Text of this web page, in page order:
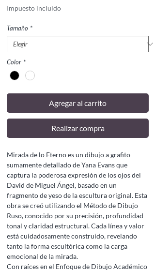
Impuesto incluido
Tamaño *
Color *
Agregar al carrito
Realizar compra
Mirada de lo Eterno es un dibujo a grafito
sumamente detallado de Yana Evans que
captura la poderosa expresión de los ojos del
David de Miguel Ángel, basado en un
fragmento de yeso de la escultura original. Esta
obra se creó utilizando el Método de Dibujo
Ruso, conocido por su precisión, profundidad
tonal y claridad estructural. Cada línea y valor
está cuidadosamente construido, revelando
tanto la forma escultórica como la carga
emocional de la mirada.
Con raíces en el Enfoque de Dibujo Académico